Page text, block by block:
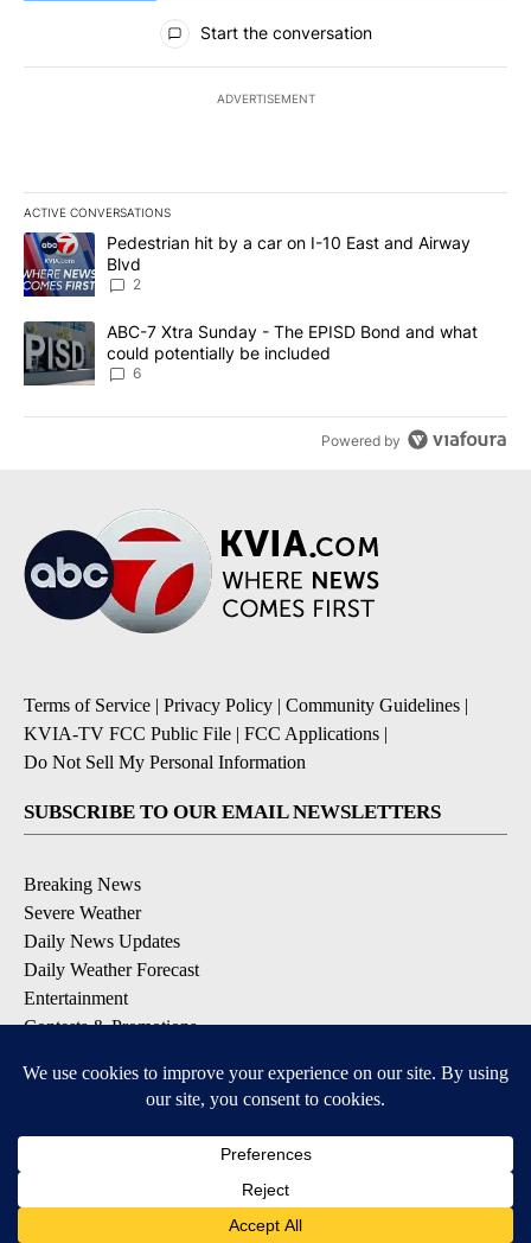
All Comments
Start the conversation
ADVERTISEMENT
ACTIVE CONVERSATIONS
The following is a list of the most commented articles in the last
A trending article titled "Pedestrian hit by a car on I-10 East and
Pedestrian hit by a car on I-10 East and Airway
Blvd
2
A trending article titled "ABC-7 Xtra Sunday - The EPISD Bond
ABC-7 Xtra Sunday - The EPISD Bond and what
could potentially be included
6
Powered by
Terms of Service | Privacy Policy | Community Guidelines |
KVIA-TV FCC Public File | FCC Applications |
Do Not Sell My Personal Information
SUBSCRIBE TO OUR EMAIL NEWSLETTERS
Breaking News
Severe Weather
Daily News Updates
Daily Weather Forecast
Entertainment
Contests & Promotions
DOWNLOAD OUR APPS
Available for iOS and Android